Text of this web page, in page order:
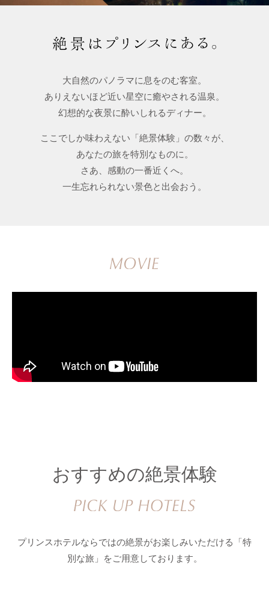
大自然のパノラマに息をのむ客室。
ありえないほど近い星空に癒やされる温泉。
幻想的な夜景に酔いしれるディナー。
ここでしか味わえない「絶景体験」の数々が、
あなたの旅を特別なものに。
さあ、感動の一番近くへ。
一生忘れられない景色と出会おう。
おすすめの絶景体験
プリンスホテルならではの絶景がお楽しみいただける「特
別な旅」をご用意しております。